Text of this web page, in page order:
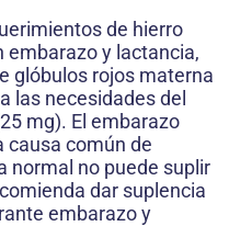
de hierro
y lactancia,
glóbulos rojos materna
las necesidades del
mg). El embarazo
causa común de
normal no puede suplir
dar suplencia
embarazo y